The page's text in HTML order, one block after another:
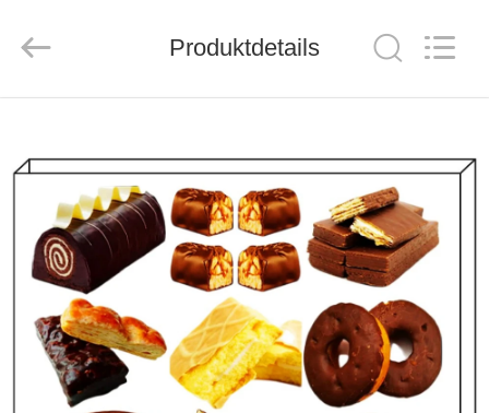
PRODUKTE
ÜBER
UNS
FABRIK-
AUSFLUG
Reserved.
Developed
Produktdetails